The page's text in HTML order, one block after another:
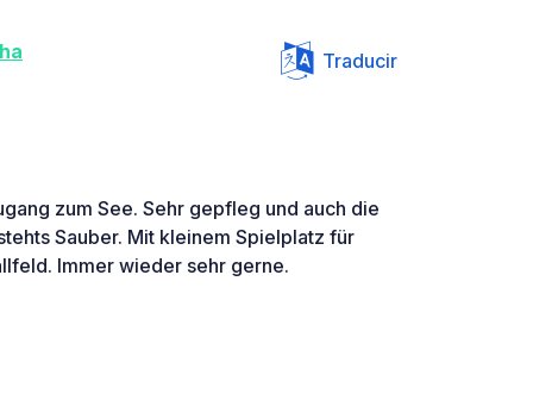
Traducir
zum See. Sehr gepfleg und auch die
Sauber. Mit kleinem Spielplatz für
Immer wieder sehr gerne.